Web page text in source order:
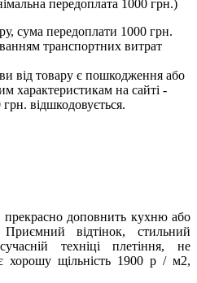
передоплата 1000 грн.)
сума передоплати 1000 грн.
транспортних витрат
від товару є пошкодження або
характеристикам на сайті -
відшкодовується.
доповнить кухню або
відтінок, стильний
техніці плетіння, не
хорошу щільність 1900 р / м2,